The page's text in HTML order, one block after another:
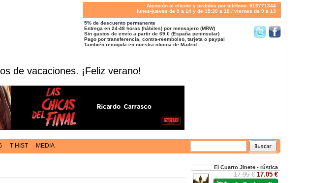
Atención al cliente y pedidos por teléfono: 913771344
lunes-jueves de 9 a 14 y de 15:30 a 18 / viernes de 9 a 13
5% de descuento permanente
Entrega en 24-48 horas (hábiles) por mensajero (MRW)
Sin gastos de envío a partir de 69 € (España peninsular)
Pago por transferencia, contra-reembolso, tarjeta o paypal
También recogida en nuestra oficina de Madrid
de vacaciones. ¡Feliz verano!
T HIST MEDIA
El Cuarto Jinete - rústica
17.95 € 17.05 €